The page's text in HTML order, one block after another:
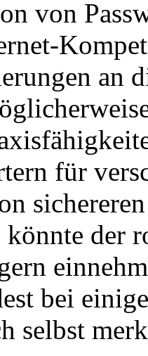
von
an
für
der
bei
selbst